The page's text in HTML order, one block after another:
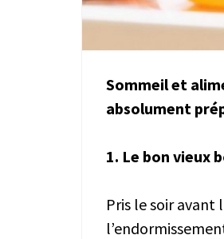
Sommeil et
absolument
1. Le bon vieux
Pris le soir avant